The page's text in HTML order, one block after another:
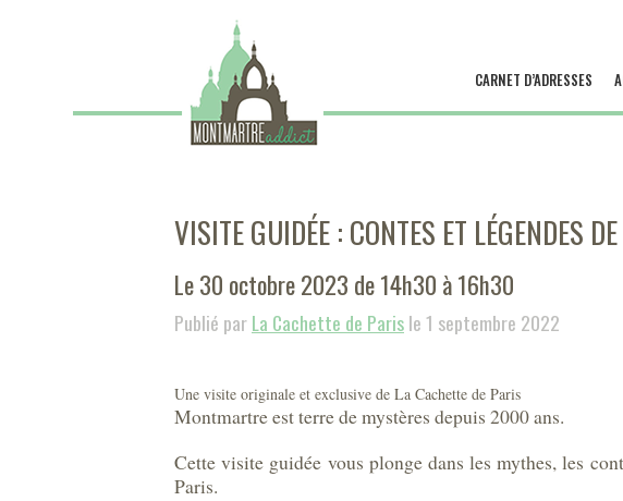
CARNET D’ADRESSES
VISITE GUIDÉE : CONTES ET LÉGENDES
Le 30 octobre 2023 de 14h30 à 16h30
Publié parLa Cachette de Parisle 1 septembre 2022
Une visite originale et exclusive de La Cachette de Paris
Montmartre est terre de mystères depuis 2000 ans.
Cette visite guidée vous plonge dans les mythes, les
Paris.